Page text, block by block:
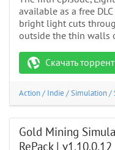
available as a free
bright light cuts
outside the thin walls
Скачать торрент
Action/ Indie /Simulation/
Gold Mining
RePack | v1.10.0.12